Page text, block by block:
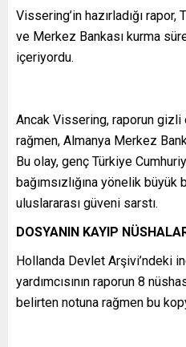
Vissering’in hazırladığı
ve Merkez Bankası kurma
içeriyordu.
Ancak Vissering, raporun
rağmen, Almanya Merkez
Bu olay, genç Türkiye
bağımsızlığına yönelik
uluslararası güveni sarstı.
DOSYANIN KAYIP
Hollanda Devlet Arşivi’ndeki
yardımcısının raporun 8
belirten notuna rağmen bu